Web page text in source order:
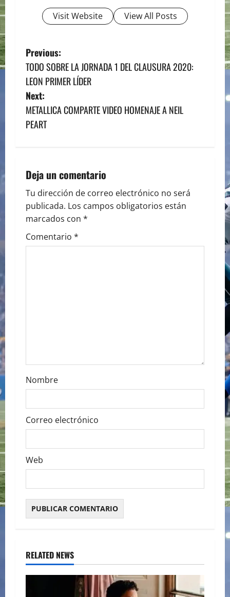
Visit Website View All Posts
P
o
s
t
v
i
g
a
Previous:
TODO SOBRE LA JORNADA 1 DEL CLAUSURA 2020:
LEON PRIMER LÍDER
Next:
METALLICA COMPARTE VIDEO HOMENAJE A NEIL
PEART
Deja un comentario
Tu dirección de correo electrónico no será
publicada. Los campos obligatorios están
marcados con *
Comentario *
Nombre
Correo electrónico
Web
RELATED NEWS